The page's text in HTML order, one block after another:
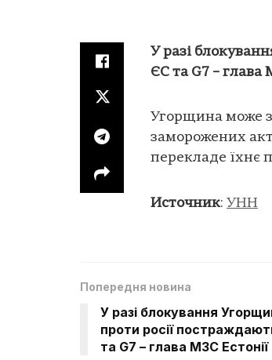
У разі
ЄС та G7 – глава
Угорщина може
заморожених
перекладе їхнє
Источник: УНН
Попередня новина
У разі блокування
проти росії
та G7 – глава МЗС Естонії